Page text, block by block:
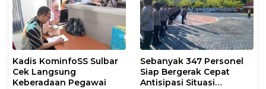
Kadis KominfoSS Sulbar
Cek Langsung
Keberadaan Pegawai
Sebanyak 347 Personel
Siap Bergerak Cepat
Antisipasi Situasi